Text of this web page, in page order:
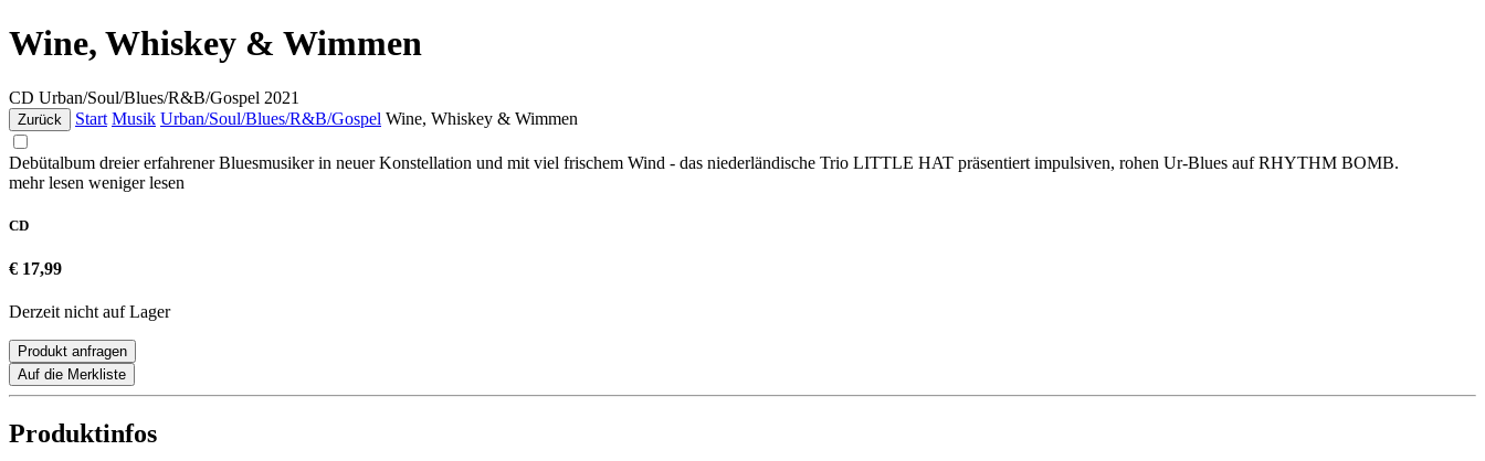
Wine, Whiskey & Wimmen
CD Urban/Soul/Blues/R&B/Gospel 2021
Zurück Start Musik Urban/Soul/Blues/R&B/Gospel Wine, Whiskey & Wimmen
Debütalbum dreier erfahrener Bluesmusiker in neuer Konstellation und mit viel frischem Wind - das niederländische Trio LITTLE HAT präsentiert impulsiven, rohen Ur-Blues auf RHYTHM BOMB.
mehr lesen weniger lesen
CD
€ 17,99
Derzeit nicht auf Lager
Produkt anfragen
Auf die Merkliste
Produktinfos